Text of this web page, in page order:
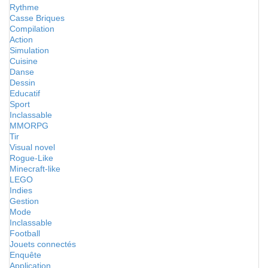
Rythme
Casse Briques
Compilation
Action
Simulation
Cuisine
Danse
Dessin
Educatif
Sport
Inclassable
MMORPG
Tir
Visual novel
Rogue-Like
Minecraft-like
LEGO
Indies
Gestion
Mode
Inclassable
Football
Jouets connectés
Enquête
Application